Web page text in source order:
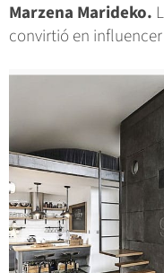
Marzena Marideko.
convirtió en influencer